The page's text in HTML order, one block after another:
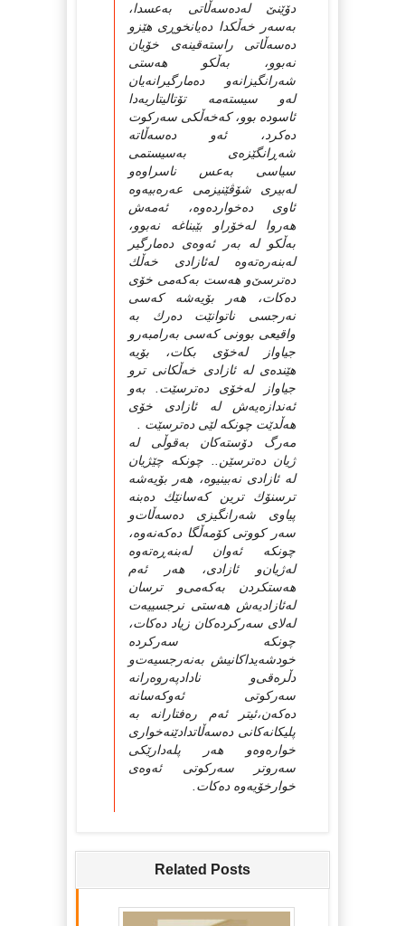
دۆێنێ‌ له‌ده‌سه‌ڵاتی‌ به‌عسدا،
به‌سه‌ر خه‌ڵكدا ده‌یانخوڕی‌ هێز‌و
ده‌سه‌ڵاتی‌ راسته‌قینه‌ی‌ خۆیان
نه‌بوو، به‌ڵكو هه‌ستی‌
شه‌رانگیزانه‌و ده‌مارگیرانه‌یان
له‌و سیسته‌مه‌ تۆتالیتاریه‌دا
ئاسوده‌ بوو، كه‌خه‌ڵكی‌ سه‌ركوت
ده‌كرد، ئه‌و ده‌سه‌ڵاته‌
شه‌ڕانگێزه‌ی‌ به‌سیستمی‌
سیاسی‌ به‌عس ناسراوه‌و
له‌بیری‌ شۆڤێنیزمی‌ عه‌ره‌بیه‌وه‌
ئاوی‌ ده‌خوارده‌وه‌، ئه‌مه‌ش
هه‌روا له‌خۆراو بێبناغه‌ نه‌بوو،
به‌ڵكو له‌ به‌ر ئه‌وه‌ی‌ ده‌مارگیر
له‌بنه‌ره‌ته‌وه‌ له‌ئازادی‌ خه‌ڵك
ده‌ترسێ‌‌و هه‌ست به‌كه‌می‌ خۆی‌
ده‌كات، هه‌ر بۆیه‌شه‌ كه‌سی‌
نه‌رجسی‌ ناتوانێت ده‌رك به‌
واقیعی‌ بوونی‌ كه‌سی‌ به‌رامبه‌ر‌و
جیاواز له‌خۆی‌ بكات، بۆیه‌
هێنده‌ی‌ له‌ ئازادی‌ خه‌ڵكانی‌ ترو
جیاواز له‌خۆی‌ ده‌ترسێت. به‌و
ئه‌ندازه‌یه‌ش له‌ ئازادی‌ خۆی‌
هه‌ڵدێت چونكه‌ لێی‌ ده‌ترسێت .
مه‌رگ دۆسته‌كان به‌قوڵی‌ له‌
ژیان ده‌ترسێن.. چونكه‌ چێژیان
له‌ ئازادی‌ نه‌بینیوه‌، هه‌ر بۆیه‌شه‌
ترسنۆك ترین كه‌سانێك ده‌بنه‌
پیاوی‌ شه‌رانگیزی‌ ده‌سه‌ڵات‌و
سه‌ر كووتی‌ كۆمه‌ڵگا ده‌كه‌نه‌وه‌،
چونكه‌ ئه‌وان له‌بنه‌ڕه‌ته‌وه‌
له‌ژیان‌و ئازادی‌، هه‌ر ئه‌م
هه‌ستكردن به‌كه‌می‌‌و ترسان
له‌ئازادیه‌ش هه‌ستی‌ نرجسییه‌ت
له‌لای‌ سه‌ركرده‌كان زیاد ده‌كات،
چونكه‌ سه‌ركرده‌
خودشه‌یداكانیش به‌نه‌رجسیه‌ت‌و
دڵره‌قی‌‌و نادادپه‌روه‌رانه‌
سه‌ركوتی‌ ئه‌وكه‌سانه‌
ده‌كه‌ن،ئیتر ئه‌م ره‌فتارانه‌ به‌
پلیكانه‌كانی‌ ده‌سه‌ڵاتدادێنه‌خواری‌
خواره‌وه‌و هه‌ر پله‌دارێكی‌
سه‌روتر سه‌ركوتی‌ ئه‌وه‌ی‌
خوارخۆیه‌وه‌ ده‌كات.
Related Posts